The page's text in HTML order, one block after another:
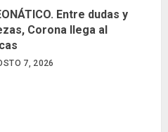
Entre dudas y
Corona llega al
7, 2026